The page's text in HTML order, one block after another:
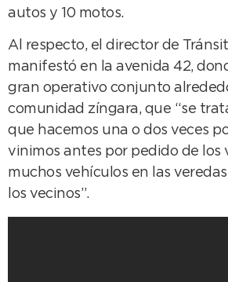
autos y 10 motos.
Al respecto, el director de
manifestó en la avenida 42,
gran operativo conjunto
comunidad zíngara, que “se
que hacemos una o dos veces
vinimos antes por pedido de los
muchos vehículos en las
los vecinos”.